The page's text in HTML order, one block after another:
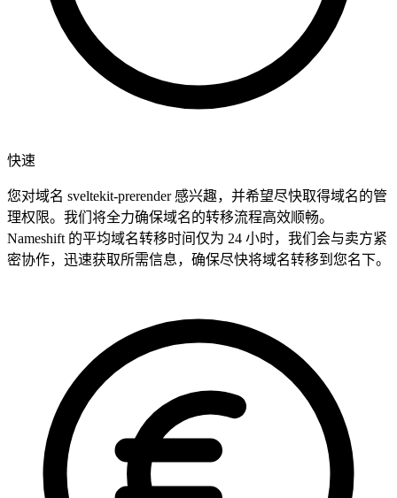
快速
您对域名 sveltekit-prerender 感兴趣，并希望尽快取得域名的管
理权限。我们将全力确保域名的转移流程高效顺畅。
Nameshift 的平均域名转移时间仅为 24 小时，我们会与卖方紧
密协作，迅速获取所需信息，确保尽快将域名转移到您名下。